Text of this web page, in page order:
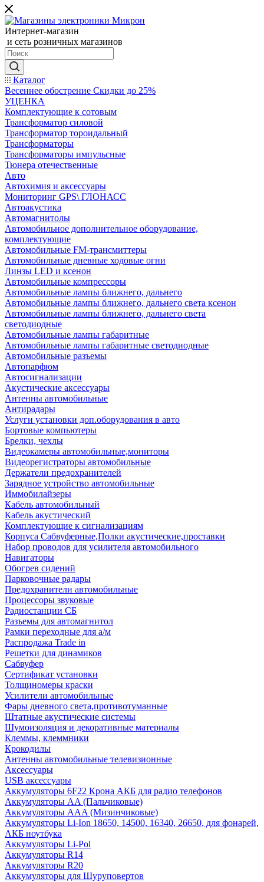
Интернет-магазин
и сеть розничных магазинов
Каталог
Весеннее обострение Скидки до 25%
УЦЕНКА
Комплектующие к сотовым
Трансформатор силовой
Трансформатор тороидальный
Трансформаторы
Трансформаторы импульсные
Тюнера отечественные
Авто
Автохимия и аксессуары
Мониторинг GPS\ ГЛОНАСС
Автоакустика
Автомагнитолы
Автомобильное дополнительное оборудование,
комплектующие
Автомобильные FM-трансмиттеры
Автомобильные дневные ходовые огни
Линзы LED и ксенон
Автомобильные компрессоры
Автомобильные лампы ближнего, дальнего
Автомобильные лампы ближнего, дальнего света ксенон
Автомобильные лампы ближнего, дальнего света
светодиодные
Автомобильные лампы габаритные
Автомобильные лампы габаритные светодиодные
Автомобильные разъемы
Автопарфюм
Автосигнализации
Акустические аксессуары
Антенны автомобильные
Антирадары
Услуги установки доп.оборудования в авто
Бортовые компьютеры
Брелки, чехлы
Видеокамеры автомобильные,мониторы
Видеорегистраторы автомобильные
Держатели предохранителей
Зарядное устройство автомобильные
Иммобилайзеры
Кабель автомобильный
Кабель акустический
Комплектующие к сигнализациям
Корпуса Сабвуферные,Полки акустические,проставки
Набор проводов для усилителя автомобильного
Навигаторы
Обогрев сидений
Парковочные радары
Предохранители автомобильные
Процессоры звуковые
Радиостанции СБ
Разъемы для автомагнитол
Рамки переходные для а/м
Распродажа Trade in
Решетки для динамиков
Сабвуфер
Сертификат установки
Толщиномеры краски
Усилители автомобильные
Фары дневного света,противотуманные
Штатные акустические системы
Шумоизоляция и декоративные материалы
Клеммы, клеммники
Крокодилы
Антенны автомобильные телевизионные
Аксессуары
USB аксессуары
Аккумуляторы 6F22 Крона АКБ для радио телефонов
Аккумуляторы AA (Пальчиковые)
Аккумуляторы AAA (Мизинчиковые)
Аккумуляторы Li-Ion 18650, 14500, 16340, 26650, для фонарей,
АКБ ноутбука
Аккумуляторы Li-Pol
Аккумуляторы R14
Аккумуляторы R20
Аккумуляторы для Шуруповертов